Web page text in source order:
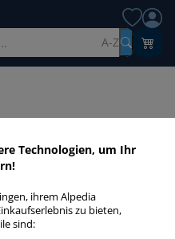
A-Z
> Farbe
zum günstigen Preis.
mit unserer Filter-
Technologien, um Ihr
ihrem Alpedia
zu bieten,
sind: